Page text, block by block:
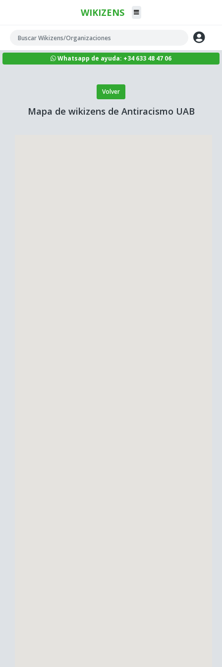
WIKIZENS
Whatsapp de ayuda: +34 633 48 47 06
Volver